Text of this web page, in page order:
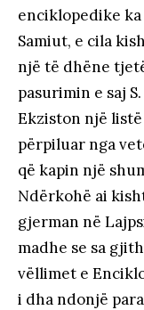
enciklopedike
Samiut, e cila
një të dhëne
pasurimin e saj
Ekziston një
përpiluar nga
që kapin një
Ndërkohë ai
gjerman në
madhe se sa
vëllimet e
i dha ndonjë